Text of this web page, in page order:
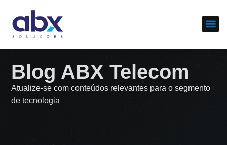
Blog ABX Telecom
Atualize-se com conteúdos relevantes para o segmento
de tecnologia